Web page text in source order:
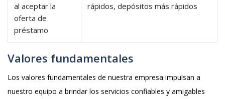
al aceptar la
oferta de
préstamo
rápidos, depósitos más rápidos
Valores fundamentales
Los valores fundamentales de nuestra empresa impulsan a
nuestro equipo a brindar los servicios confiables y amigables